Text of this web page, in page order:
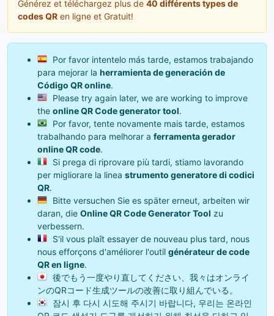
Générez et téléchargez plus de 40 différents types de
codes QR en ligne et Gratuit!
Por favor intentelo más tarde, estamos trabajando
para mejorar la herramienta de generación de
Código QR online.
Please try again later, we are working to improve
the online QR Code generator tool.
Por favor, tente novamente mais tarde, estamos
trabalhando para melhorar a ferramenta gerador
online QR code.
Si prega di riprovare più tardi, stiamo lavorando
per migliorare la linea strumento generatore di codici
QR.
Bitte versuchen Sie es später erneut, arbeiten wir
daran, die Online QR Code Generator Tool zu
verbessern.
S'il vous plaît essayer de nouveau plus tard, nous
nous efforçons d'améliorer l'outil générateur de code
QR en ligne.
後でもう一度やり直してください、我々はオンライ
ンのQRコード生成ツールの改善に取り組んでいる。
잠시 후 다시 시도해 주시기 바랍니다, 우리는 온라인